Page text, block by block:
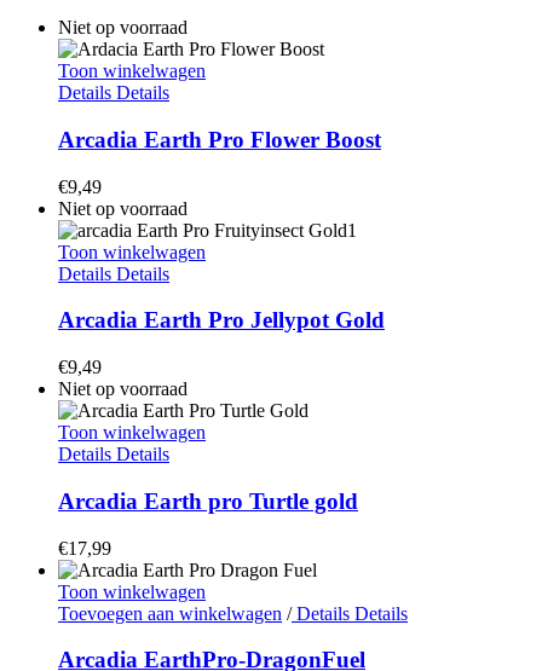
Niet op voorraad
Toon winkelwagen
Details Details
Arcadia Earth Pro Flower Boost
€9,49
Niet op voorraad
Toon winkelwagen
Details Details
Arcadia Earth Pro Jellypot Gold
€9,49
Niet op voorraad
Toon winkelwagen
Details Details
Arcadia Earth pro Turtle gold
€17,99
Toon winkelwagen
Toevoegen aan winkelwagen /Details Details
Arcadia EarthPro-DragonFuel